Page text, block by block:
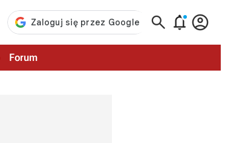
  
Forum